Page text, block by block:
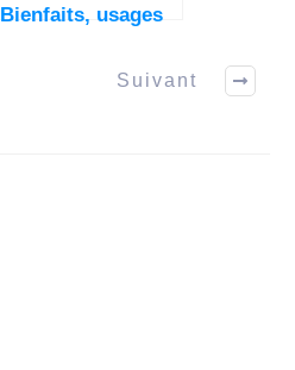
Bienfaits, usages
Suivant